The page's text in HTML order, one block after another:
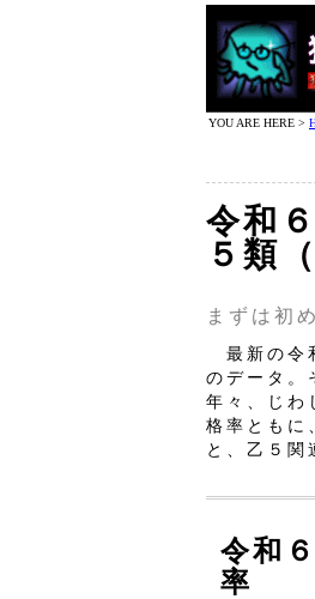
YOU ARE HERE >
令和
５類
まずは初
最新の令
のデータ。
年々、じわ
格率ともに
と、乙５関
令和
率